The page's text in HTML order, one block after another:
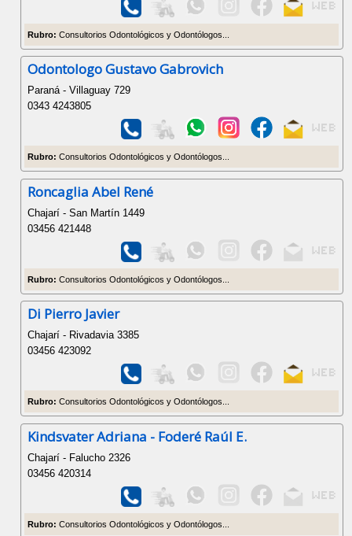
Rubro: Consultorios Odontológicos y Odontólogos...
Odontologo Gustavo Gabrovich
Paraná - Villaguay 729
0343 4243805
Rubro: Consultorios Odontológicos y Odontólogos...
Roncaglia Abel René
Chajarí - San Martín 1449
03456 421448
Rubro: Consultorios Odontológicos y Odontólogos...
Di Pierro Javier
Chajarí - Rivadavia 3385
03456 423092
Rubro: Consultorios Odontológicos y Odontólogos...
Kindsvater Adriana - Foderé Raúl E.
Chajarí - Falucho 2326
03456 420314
Rubro: Consultorios Odontológicos y Odontólogos...